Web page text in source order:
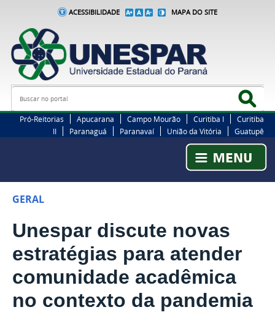
ACESSIBILIDADE MAPA DO SITE
Busca
Pró-Reitorias Apucarana Campo Mourão Curitiba I
Curitiba
II
Paranaguá Paranavaí União da Vitória Guatupê
GERAL
Unespar discute novas
estratégias para atender
comunidade acadêmica
no contexto da pandemia